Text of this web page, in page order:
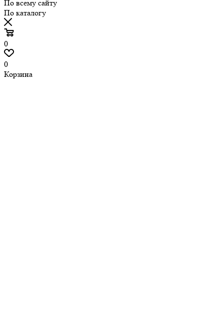
По всему сайту
По каталогу
0
0
Корзина